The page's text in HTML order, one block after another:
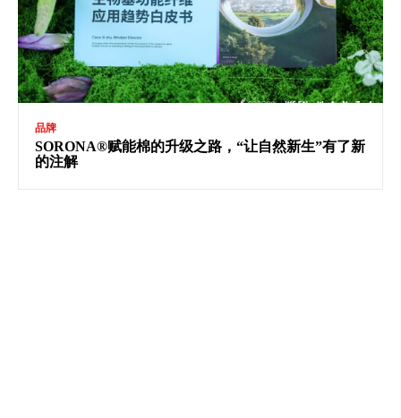
品牌
SORONA®赋能棉的升级之路，“让自然新生”有了新
的注解